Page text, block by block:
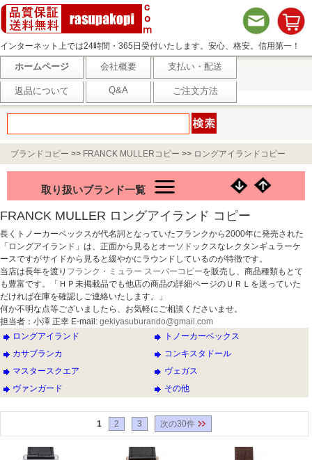
インターネット上では24時間・365日受付いたします。安心、格安。信用第一！
ホームページ 会社概要 支払い・配送
返品について Q&A ご注文方法
ブランドコピー >> FRANCK MULLERコピー >> ロングアイランドコピー
取り扱いブランド一覧
FRANCK MULLER ロングアイランド コピー
長くトノーカーベックスが代名詞となっていたフランクから2000年に発売された
「ロングアイランド」は、正面から見るとオーソドックスなレクタンギュラーケ
ースですがサイドから見ると緩やかにラウンドしているのが特徴です。
当店は長年を渡り フランク・ミュラー スーパーコピーを販売し、商品種類もとて
も豊富です。「ＨＰ未掲載品でも他店の商品の詳細ページのＵＲＬを送っていた
だければ在庫を確認しご連絡いたします。」
何か不明な点等ございましたら、お気軽にご相談くださいませ。
担当者：小澤 正幸 E-mail: gekiyasuburando@gmail.com
ロングアイランド
トノーカーベックス
カサブランカ
コンキスタドール
マスタースクエア
ヴェガス
ヴァンガード
その他
1 2 3 次の30件